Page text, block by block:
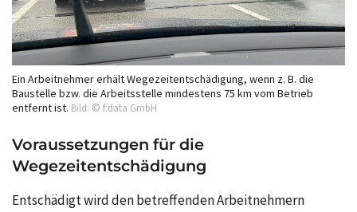
Ein Arbeitnehmer erhält Wegezeitentschädigung, wenn z. B. die
Baustelle bzw. die Arbeitsstelle mindestens 75 km vom Betrieb
entfernt ist. Bild: © f:data GmbH
Voraussetzungen für die
Wegezeitentschädigung
Entschädigt wird den betreffenden Arbeitnehmern